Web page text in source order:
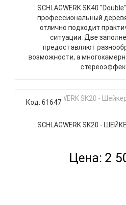
SCHLAGWERK SK40
профессиональный
отлично подходит
ситуации. Две
предоставляют
возможности, а
Код: 61647
SCHLAGWERK SK20 -
Цена: 2